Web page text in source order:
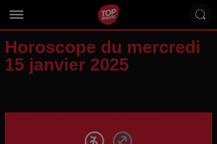
Horoscope du mercredi
15 janvier 2025